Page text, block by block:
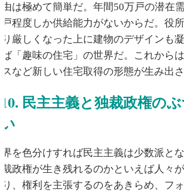
は極めて簡単だ。年間50万戸の潜在
程度しか供給能力がないからだ。役
厳しくなった上に建物のデザインも
「趣味の住宅」の世界だ。これから
など新しい住宅取得の形態が生み出さ
10. 民主主義と独裁政権の
い
を色分けすれば民主主義は少数派とな
政権が生き残れるのかといえば人々
、権利を主張するのをあきらめ、フ